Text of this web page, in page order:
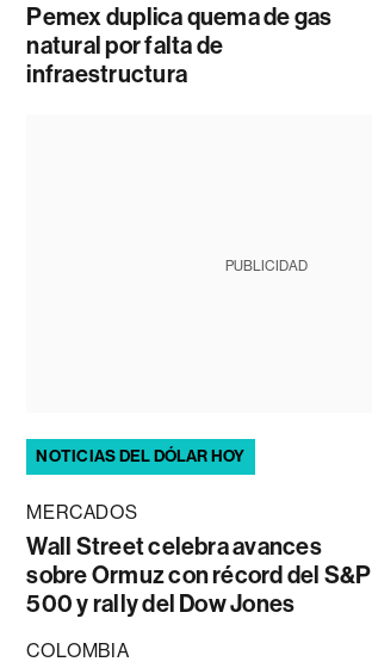
Pemex duplica quema de gas
natural por falta de
infraestructura
PUBLICIDAD
NOTICIAS DEL DÓLAR HOY
MERCADOS
Wall Street celebra avances
sobre Ormuz con récord del S&P
500 y rally del Dow Jones
COLOMBIA